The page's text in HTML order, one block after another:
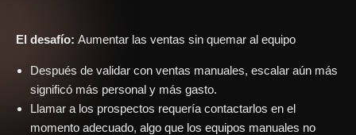
El desafío: Aumentar las ventas sin quemar al equipo
Después de validar con ventas manuales, escalar aún más
significó más personal y más gasto.
Llamar a los prospectos requería contactarlos en el
momento adecuado, algo que los equipos manuales no